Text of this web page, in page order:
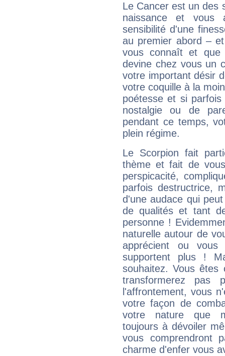
Le Cancer est un des
naissance et vous
sensibilité d'une
au premier abord –
vous connaît et
devine chez vous un
votre important désir
votre coquille à la
poétesse et si
nostalgie ou de
pendant ce temps,
plein régime.
Le Scorpion fait
thème et fait de
perspicacité,
parfois destructrice,
d'une audace qui
de qualités et tant
personne !
naturelle autour de
apprécient ou
supportent plus !
souhaitez. Vous
transformerez pas
l'affrontement, vous
votre façon de
votre nature que
toujours à dévoiler
vous comprendront
charme d'enfer vous